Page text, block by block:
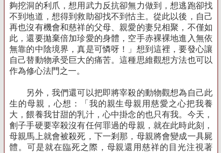
夠挖洞的利爪，想用武力反抗卻無力做到，想逃跑卻找
不到地道，想得到救助卻找不到怙主。從此以後，自己
再也沒有機會和慈祥的父母、親愛的妻兒相聚，不僅如
此，還要拋棄倍加珍愛的身體，空手赤裸裸地進入無依
無靠的中陰境界，真是可憐呀！」想到這裡，要發心讓
自己替動物承受巨大的痛苦。這種思維觀想方法也可以
作為修心法門之一。
另外，我們還可以把即將宰殺的動物觀想為自己此
生的母親，心想：「我的親生母親用慈愛之心把我養
大，餵養我甘甜的乳汁，心中掛念的也只有我。今天，
劊子手硬要宰殺沒有任何罪過的母親，就在此時此刻，
母親馬上就會被殺死，下一剎那，母親將會變成一具屍
體。可是就在臨死之際，母親還用慈祥的目光注視著